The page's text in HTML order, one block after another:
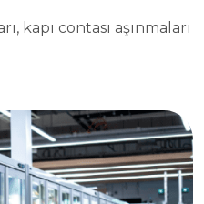
kapı contası aşınmaları